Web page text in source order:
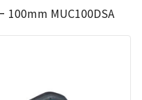
100mm MUC100DSA